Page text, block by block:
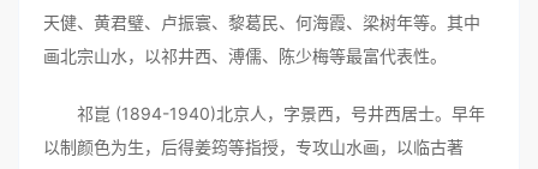
天健、黄君璧、卢振寰、黎葛民、何海霞、梁树年等。其中
画北宗山水，以祁井西、溥儒、陈少梅等最富代表性。
祁崑 (1894-1940)北京人，字景西，号井西居士。早年
以制颜色为生，后得姜筠等指授，专攻山水画，以临古著